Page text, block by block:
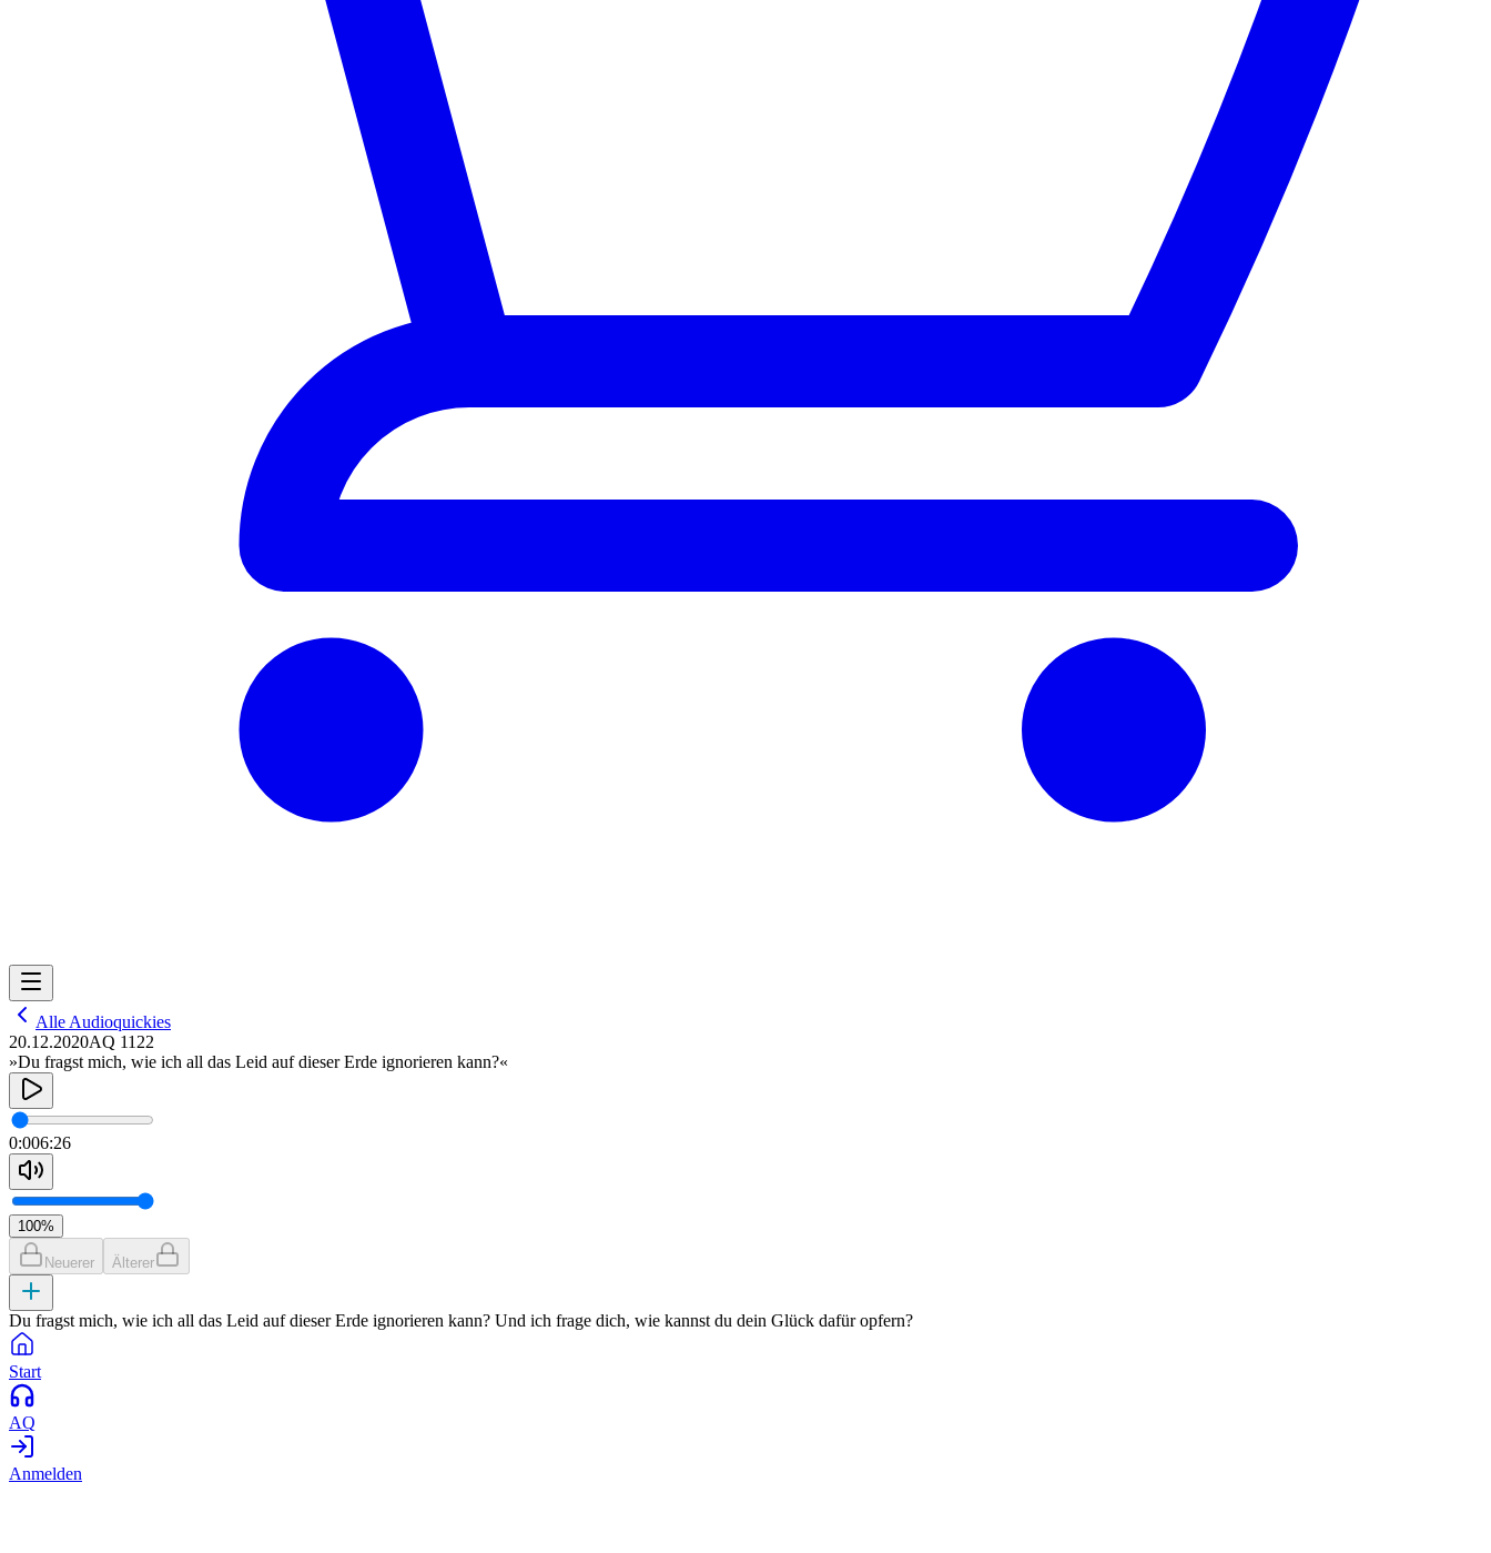
Alle Audioquickies
20.12.2020AQ 1122
»Du fragst mich, wie ich all das Leid auf dieser Erde ignorieren kann?«
0:006:26
100%
Neuerer Älterer
Du fragst mich, wie ich all das Leid auf dieser Erde ignorieren kann? Und ich frage dich, wie kannst du dein Glück dafür opfern?
Start
AQ
Anmelden